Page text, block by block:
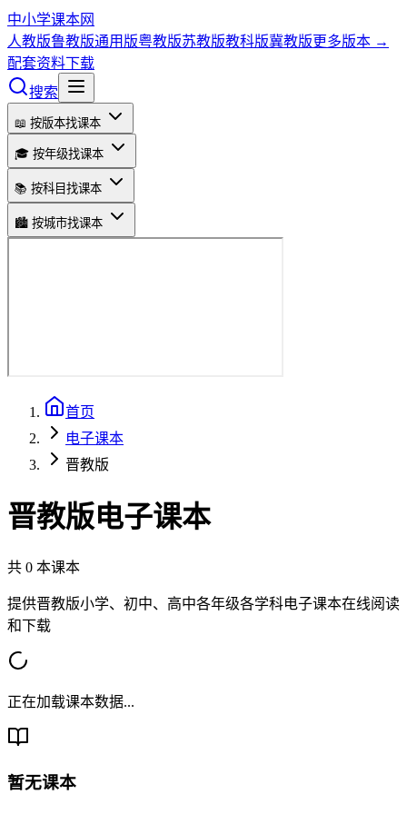
中小学课本网
人教版鲁教版通用版粤教版苏教版教科版冀教版更多版本 →
配套资料下载
搜索
📖 按版本找课本
🎓 按年级找课本
📚 按科目找课本
🏙️ 按城市找课本
首页
电子课本
晋教版
晋教版电子课本
共 0 本课本
提供晋教版小学、初中、高中各年级各学科电子课本在线阅读
和下载
正在加载课本数据...
暂无课本